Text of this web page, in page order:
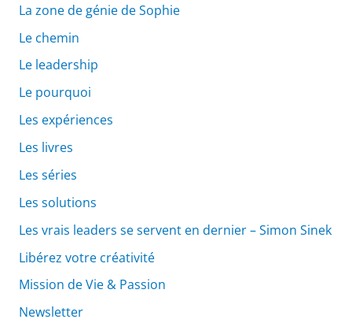
La zone de génie de Sophie
Le chemin
Le leadership
Le pourquoi
Les expériences
Les livres
Les séries
Les solutions
Les vrais leaders se servent en dernier – Simon Sinek
Libérez votre créativité
Mission de Vie & Passion
Newsletter